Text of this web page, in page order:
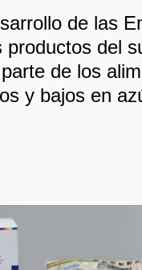
de las
productos del
de los
y bajos en